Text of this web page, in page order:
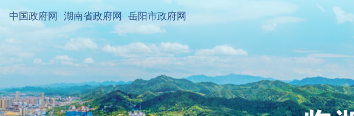
中国政府网 湖南省政府网 岳阳市政府网